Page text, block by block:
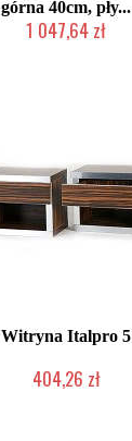
górna 40cm, pły...
1 047,64 zł
Witryna Italpro 5
404,26 zł